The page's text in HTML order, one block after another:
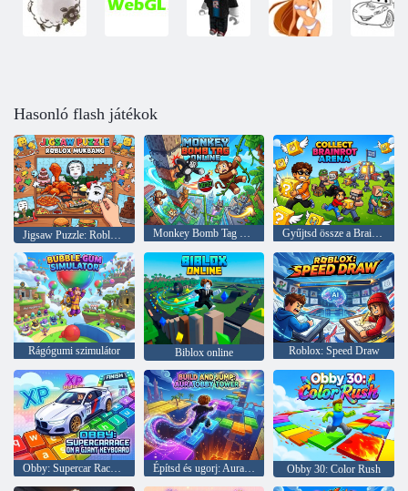
Hasonló flash játékok
Jigsaw Puzzle: Roblox Mukbang Monkey Bomb Tag Online Gyűjtsd össze a Brainrot Arénát
Rágógumi szimulátor Biblox online Roblox: Speed Draw
Obby: Supercar Race egy óriási billentyűzeten Építsd és ugorj: Aura Obby Tower Obby 30: Color Rush